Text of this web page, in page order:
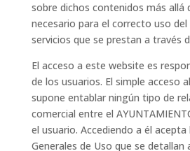
sobre dichos contenidos más
necesario para el correcto uso del
servicios que se prestan a través
El acceso a este website es
de los usuarios. El simple acceso
supone entablar ningún tipo de
comercial entre el
el usuario. Accediendo a él acepta
Generales de Uso que se detallan